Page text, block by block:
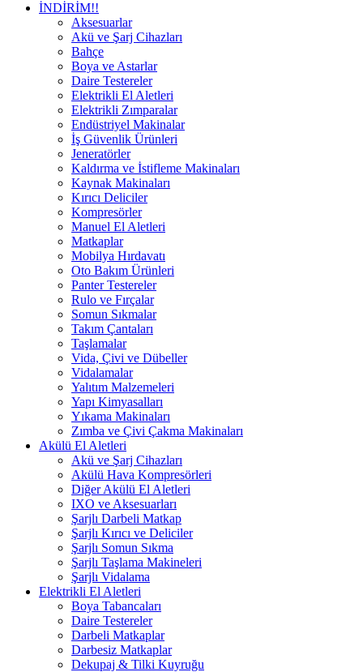
İNDİRİM!!
Aksesuarlar
Akü ve Şarj Cihazları
Bahçe
Boya ve Astarlar
Daire Testereler
Elektrikli El Aletleri
Elektrikli Zımparalar
Endüstriyel Makinalar
İş Güvenlik Ürünleri
Jeneratörler
Kaldırma ve İstifleme Makinaları
Kaynak Makinaları
Kırıcı Deliciler
Kompresörler
Manuel El Aletleri
Matkaplar
Mobilya Hırdavatı
Oto Bakım Ürünleri
Panter Testereler
Rulo ve Fırçalar
Somun Sıkmalar
Takım Çantaları
Taşlamalar
Vida, Çivi ve Dübeller
Vidalamalar
Yalıtım Malzemeleri
Yapı Kimyasalları
Yıkama Makinaları
Zımba ve Çivi Çakma Makinaları
Akülü El Aletleri
Akü ve Şarj Cihazları
Akülü Hava Kompresörleri
Diğer Akülü El Aletleri
IXO ve Aksesuarları
Şarjlı Darbeli Matkap
Şarjlı Kırıcı ve Deliciler
Şarjlı Somun Sıkma
Şarjlı Taşlama Makineleri
Şarjlı Vidalama
Elektrikli El Aletleri
Boya Tabancaları
Daire Testereler
Darbeli Matkaplar
Darbesiz Matkaplar
Dekupaj & Tilki Kuyruğu